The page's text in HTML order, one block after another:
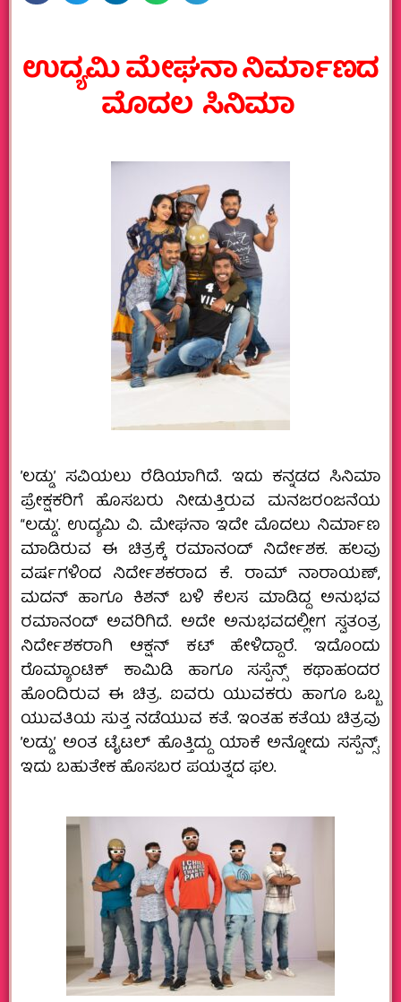
ಉದ್ಯಮಿ ಮೇಘನಾ ನಿರ್ಮಾಣದ
ಮೊದಲ ಸಿನಿಮಾ
ʼಲಡ್ಡುʼ ಸವಿಯಲು ರೆಡಿಯಾಗಿದೆ. ಇದು ಕನ್ನಡದ ಸಿನಿಮಾ
ಪ್ರೇಕ್ಷಕರಿಗೆ ಹೊಸಬರು ನೀಡುತ್ತಿರುವ ಮನಜರಂಜನೆಯ
“ಲಡ್ಡುʼ. ಉದ್ಯಮಿ ವಿ. ಮೇಘನಾ ಇದೇ ಮೊದಲು ನಿರ್ಮಾಣ
ಮಾಡಿರುವ ಈ ಚಿತ್ರಕ್ಕೆ ರಮಾನಂದ್‌ ನಿರ್ದೇಶಕ. ಹಲವು
ವರ್ಷಗಳಿಂದ ನಿರ್ದೇಶಕರಾದ ಕೆ. ರಾಮ್‌ ನಾರಾಯಣ್‌,
ಮದನ್‌ ಹಾಗೂ ಕಿಶನ್‌ ಬಳಿ ಕೆಲಸ ಮಾಡಿದ್ದ ಅನುಭವ
ರಮಾನಂದ್‌ ಅವರಿಗಿದೆ. ಅದೇ ಅನುಭವದಲ್ಲೀಗ ಸ್ವತಂತ್ರ
ನಿರ್ದೇಶಕರಾಗಿ ಆಕ್ಷನ್‌ ಕಟ್‌ ಹೇಳಿದ್ದಾರೆ. ಇದೊಂದು
ರೊಮ್ಯಾಂಟಿಕ್ ಕಾಮಿಡಿ ಹಾಗೂ ಸಸ್ಪೆನ್ಸ್ ಕಥಾಹಂದರ
ಹೊಂದಿರುವ ಈ ಚಿತ್ರ. ಐವರು ಯುವಕರು ಹಾಗೂ ಒಬ್ಬ
ಯುವತಿಯ ಸುತ್ತ ನಡೆಯುವ ಕತೆ. ಇಂತಹ ಕತೆಯ ಚಿತ್ರವು
ʼಲಡ್ಡುʼ ಅಂತ ಟೈಟಲ್‌ ಹೊತ್ತಿದ್ದು ಯಾಕೆ ಅನ್ನೋದು ಸಸ್ಪೆನ್ಸ್.‌
ಇದು ಬಹುತೇಕ ಹೊಸಬರ ಪಯತ್ನದ ಫಲ.